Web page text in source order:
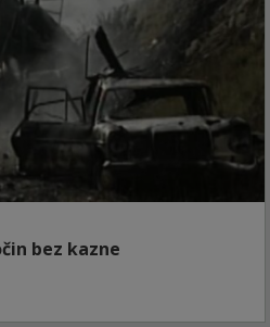
bez kazne